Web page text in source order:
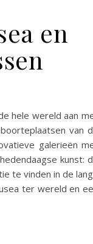
en
hele wereld aan
van
galerieën
kunst:
te vinden in de
ter wereld en